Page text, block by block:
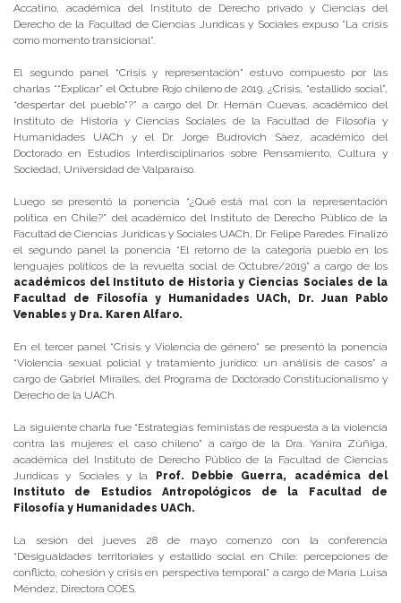
Accatino, académica del Instituto de Derecho privado y Ciencias del
Derecho de la Facultad de Ciencias Jurídicas y Sociales expuso “La crisis
como momento transicional”.
El segundo panel “Crisis y representación” estuvo compuesto por las
charlas ““Explicar” el Octubre Rojo chileno de 2019. ¿Crisis, “estallido social”,
“despertar del pueblo”?” a cargo del Dr. Hernán Cuevas, académico del
Instituto de Historia y Ciencias Sociales de la Facultad de Filosofía y
Humanidades UACh y el Dr. Jorge Budrovich Sàez, académico del
Doctorado en Estudios Interdisciplinarios sobre Pensamiento, Cultura y
Sociedad, Universidad de Valparaíso.
Luego se presentó la ponencia “¿Qué está mal con la representación
política en Chile?” del académico del Instituto de Derecho Público de la
Facultad de Ciencias Jurídicas y Sociales UACh, Dr. Felipe Paredes. Finalizó
el segundo panel la ponencia “El retorno de la categoría pueblo en los
lenguajes políticos de la revuelta social de Octubre/2019” a cargo de los
académicos del Instituto de Historia y Ciencias Sociales de la
Facultad de Filosofía y Humanidades UACh, Dr. Juan Pablo
Venables y Dra. Karen Alfaro.
En el tercer panel “Crisis y Violencia de género” se presentó la ponencia
“Violencia sexual policial y tratamiento jurídico: un análisis de casos” a
cargo de Gabriel Miralles, del Programa de Doctorado Constitucionalismo y
Derecho de la UACh.
La siguiente charla fue “Estrategias feministas de respuesta a la violencia
contra las mujeres: el caso chileno” a cargo de la Dra. Yanira Zúñiga,
académica del Instituto de Derecho Público de la Facultad de Ciencias
Jurídicas y Sociales y la
Prof. Debbie Guerra, académica del
Instituto de Estudios Antropológicos de la Facultad de
Filosofía y Humanidades UACh.
La sesión del jueves 28 de mayo comenzó con la conferencia
“Desigualdades territoriales y estallido social en Chile: percepciones de
conflicto, cohesión y crisis en perspectiva temporal” a cargo de María Luisa
Méndez, Directora COES.